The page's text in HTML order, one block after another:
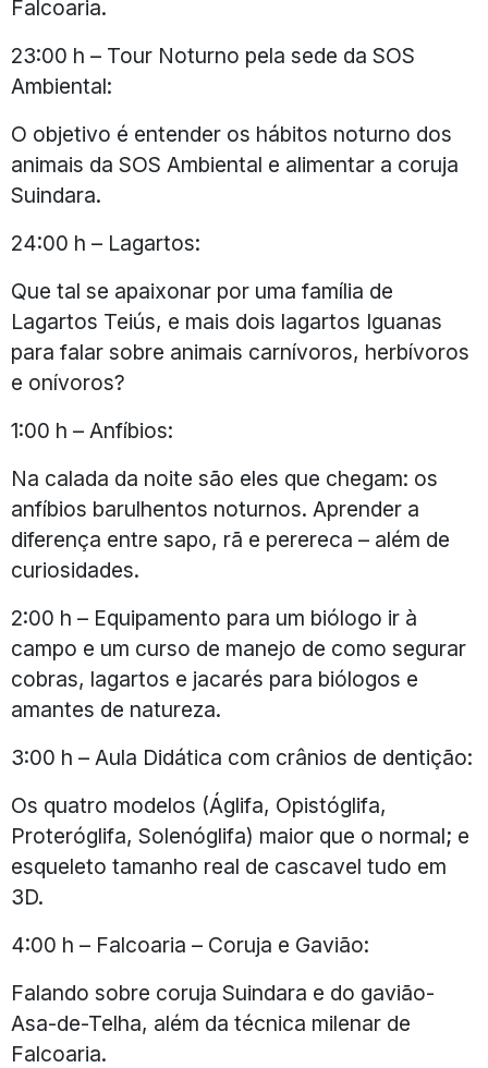
Falcoaria.
23:00 h – Tour Noturno pela sede da SOS
Ambiental:
O objetivo é entender os hábitos noturno dos
animais da SOS Ambiental e alimentar a coruja
Suindara.
24:00 h – Lagartos:
Que tal se apaixonar por uma família de
Lagartos Teiús, e mais dois lagartos Iguanas
para falar sobre animais carnívoros, herbívoros
e onívoros?
1:00 h – Anfíbios:
Na calada da noite são eles que chegam: os
anfíbios barulhentos noturnos. Aprender a
diferença entre sapo, rã e perereca – além de
curiosidades.
2:00 h – Equipamento para um biólogo ir à
campo e um curso de manejo de como segurar
cobras, lagartos e jacarés para biólogos e
amantes de natureza.
3:00 h – Aula Didática com crânios de dentição:
Os quatro modelos (Áglifa, Opistóglifa,
Proteróglifa, Solenóglifa) maior que o normal; e
esqueleto tamanho real de cascavel tudo em
3D.
4:00 h – Falcoaria – Coruja e Gavião:
Falando sobre coruja Suindara e do gavião-
Asa-de-Telha, além da técnica milenar de
Falcoaria.